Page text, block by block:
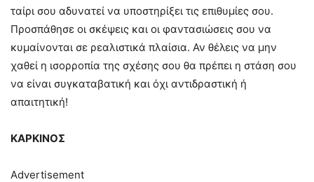
ταίρι σου αδυνατεί να υποστηρίξει τις επιθυμίες σου.
Προσπάθησε οι σκέψεις και οι φαντασιώσεις σου να
κυμαίνονται σε ρεαλιστικά πλαίσια. Αν θέλεις να μην
χαθεί η ισορροπία της σχέσης σου θα πρέπει η στάση σου
να είναι συγκαταβατική και όχι αντιδραστική ή
απαιτητική!
ΚΑΡΚΙΝΟΣ
Advertisement